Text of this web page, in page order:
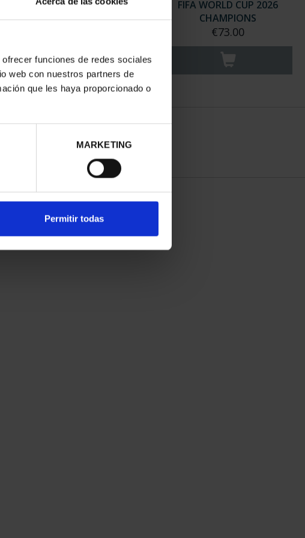
funciones de redes sociales
web con nuestros partners de
que les haya proporcionado o
MARKETING
Permitir todas
FIFA WORLD CUP - 100 EURO
GOLD COIN
FIFA WORLD CUP 2026
CHAMPIONS
€73.00